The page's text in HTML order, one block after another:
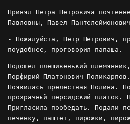
Принял Петра Петровича
Павловны, Павел
- Пожалуйста, Пётр Петрович,
поудобнее, проговорил папаша.
Подошёл плешивенький
Порфирий Платонович
Появилась прелестная Полина.
прозрачный персидский платок.
Пригласила пообедать. Подали
печёнку, паштет, пирожки,